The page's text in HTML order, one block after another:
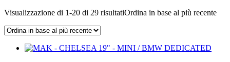
Visualizzazione di 1-20 di 29 risultatiOrdina in base al più recente